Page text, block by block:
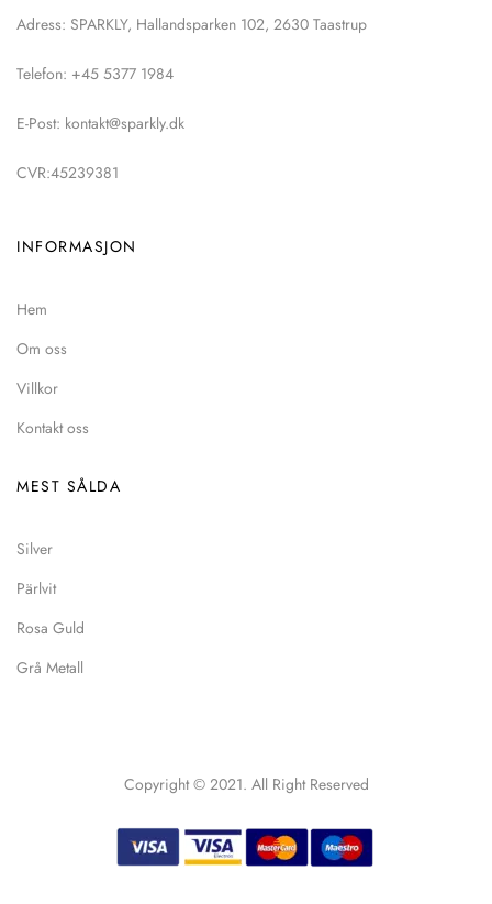
Adress: SPARKLY, Hallandsparken 102, 2630 Taastrup
Telefon: +45 5377 1984
E-Post: kontakt@sparkly.dk
CVR:45239381
INFORMASJON
Hem
Om oss
Villkor
Kontakt oss
MEST SÅLDA
Silver
Pärlvit
Rosa Guld
Grå Metall
Copyright © 2021. All Right Reserved